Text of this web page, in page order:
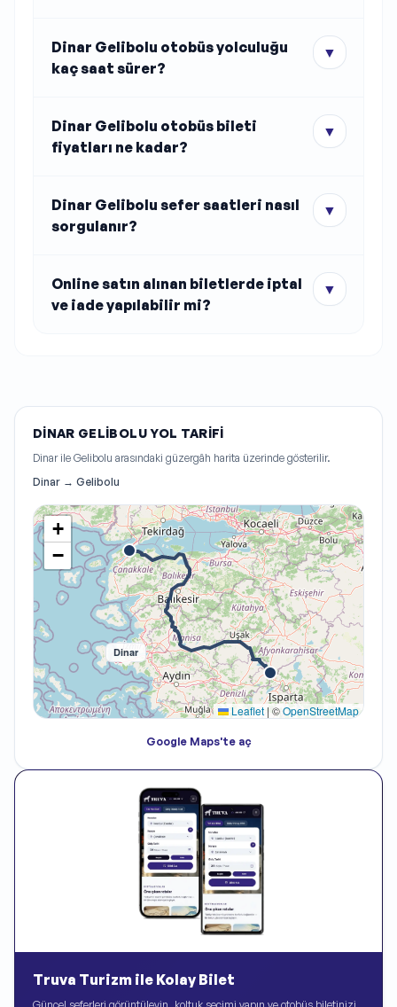
Dinar Gelibolu otobüs yolculuğu
kaç saat sürer?
▼
Dinar Gelibolu otobüs bileti
fiyatları ne kadar?
▼
Dinar Gelibolu sefer saatleri nasıl
sorgulanır?
▼
Online satın alınan biletlerde iptal
ve iade yapılabilir mi?
▼
DINAR GELIBOLU YOL TARIFI
Dinar ile Gelibolu arasındaki güzergâh harita üzerinde gösterilir.
Dinar → Gelibolu
Dinar
+
−
Leaflet | ©OpenStreetMap
Google Maps'te aç
Truva Turizm ile Kolay Bilet